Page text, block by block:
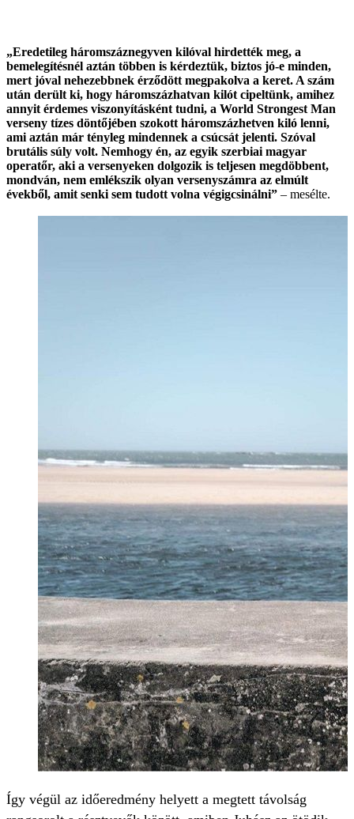
„Eredetileg háromszáznegyven kilóval hirdették meg, a
bemelegítésnél aztán többen is kérdeztük, biztos jó-e minden,
mert jóval nehezebbnek érződött megpakolva a keret. A szám
után derült ki, hogy háromszázhatvan kilót cipeltünk, amihez
annyit érdemes viszonyításként tudni, a World Strongest Man
verseny tízes döntőjében szokott háromszázhetven kiló lenni,
ami aztán már tényleg mindennek a csúcsát jelenti. Szóval
brutális súly volt. Nemhogy én, az egyik szerbiai magyar
operatőr, aki a versenyeken dolgozik is teljesen megdöbbent,
mondván, nem emlékszik olyan versenyszámra az elmúlt
évekből, amit senki sem tudott volna végigcsinálni” – mesélte.
Így végül az időeredmény helyett a megtett távolság